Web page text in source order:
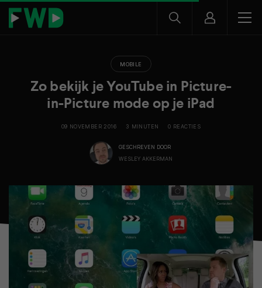
MOBILE
Zo bekijk je YouTube in Picture-
in-Picture mode op je iPad
09 NOVEMBER 2016 3 MINUTEN 0 REACTIES
GESCHREVEN DOOR
WESLEY AKKERMAN